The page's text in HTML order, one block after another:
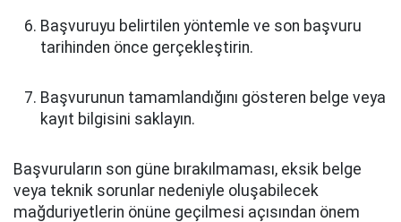
Başvuruyu belirtilen yöntemle ve son başvuru
tarihinden önce gerçekleştirin.
Başvurunun tamamlandığını gösteren belge veya
kayıt bilgisini saklayın.
Başvuruların son güne bırakılmaması, eksik belge
veya teknik sorunlar nedeniyle oluşabilecek
mağduriyetlerin önüne geçilmesi açısından önem